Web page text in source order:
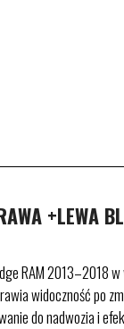
+LEWA
RAM 2013–2018
widoczność po
do nadwozia i